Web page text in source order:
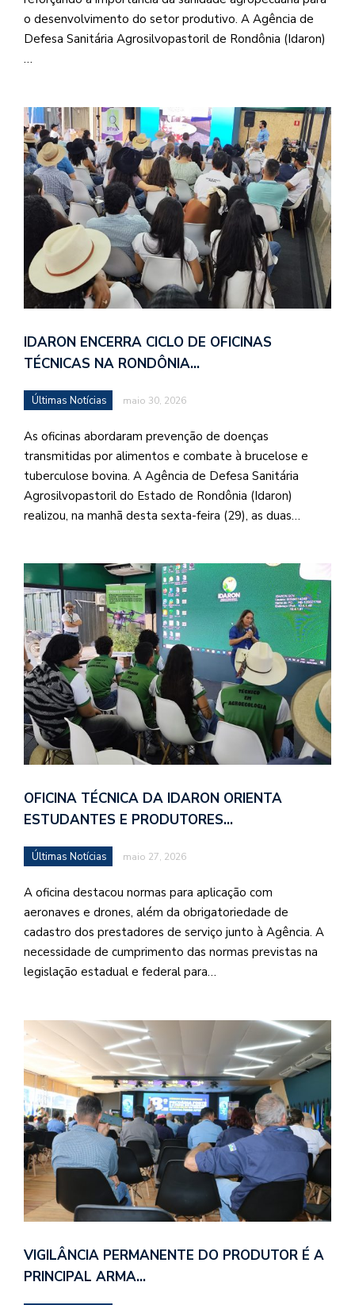
o desenvolvimento do setor produtivo. A Agência de
Defesa Sanitária Agrosilvopastoril de Rondônia (Idaron)
…
IDARON ENCERRA CICLO DE OFICINAS
TÉCNICAS NA RONDÔNIA…
Últimas Notícias maio 30, 2026
As oficinas abordaram prevenção de doenças
transmitidas por alimentos e combate à brucelose e
tuberculose bovina. A Agência de Defesa Sanitária
Agrosilvopastoril do Estado de Rondônia (Idaron)
realizou, na manhã desta sexta-feira (29), as duas…
OFICINA TÉCNICA DA IDARON ORIENTA
ESTUDANTES E PRODUTORES…
Últimas Notícias maio 27, 2026
A oficina destacou normas para aplicação com
aeronaves e drones, além da obrigatoriedade de
cadastro dos prestadores de serviço junto à Agência. A
necessidade de cumprimento das normas previstas na
legislação estadual e federal para…
VIGILÂNCIA PERMANENTE DO PRODUTOR É A
PRINCIPAL ARMA…